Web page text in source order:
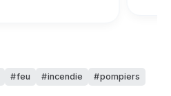
feu incendie
pompiers